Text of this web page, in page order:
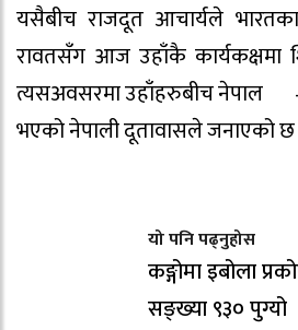
यसैबीच राजदूत आचार्यले भारतका
रावतसँग आज उहाँकै कार्यकक्षमा
त्यसअवसरमा उहाँहरुबीच
भएको नेपाली दूतावासले जनाएको छ
यो पनि पढ्नुहोस
कङ्गोमा इबोला
सङ्ख्या ९३० पुग्यो